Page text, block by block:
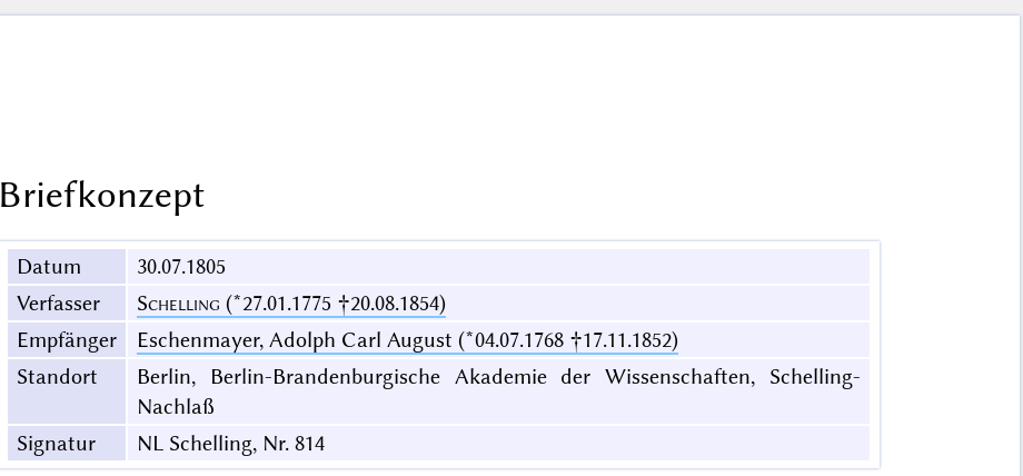
Briefkonzept
Datum
30.07.1805
Verfasser
Schelling (*27.01.1775 †20.08.1854)
Empfänger
Eschenmayer, Adolph Carl August (*04.07.1768 †17.11.1852)
Standort
Berlin, Berlin-Brandenburgische Akademie der Wissenschaften, Schelling-
Nachlaß
Signatur
NL Schelling, Nr. 814